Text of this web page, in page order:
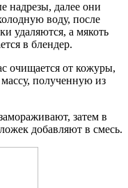
надрезы, далее они
воду, после
удаляются, а мякоть
в блендер.
очищается от кожуры,
массу, полученную из
затем в
добавляют в смесь.